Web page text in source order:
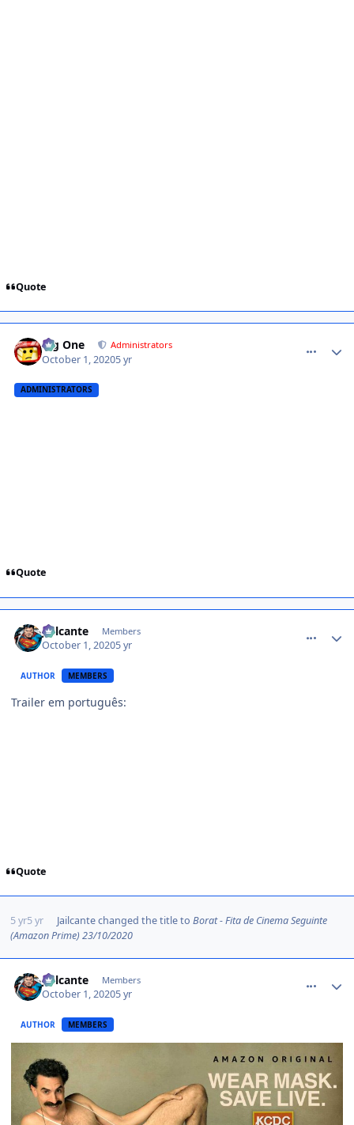
Quote
Big One Administrators
October 1, 20205 yr
ADMINISTRATORS
Quote
Jailcante Members
October 1, 20205 yr
AUTHOR MEMBERS
Trailer em português:
Quote
5 yr5 yr Jailcantechanged the title to Borat - Fita de Cinema Seguinte
(Amazon Prime) 23/10/2020
Jailcante Members
October 1, 20205 yr
AUTHOR MEMBERS